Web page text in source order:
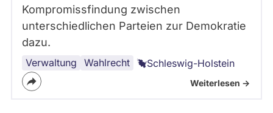
Kompromissfindung zwischen
unterschiedlichen Parteien zur Demokratie
dazu.
Verwaltung Wahlrecht
Kommunalpolitik Schleswig-Holstein
Weiterlesen ->